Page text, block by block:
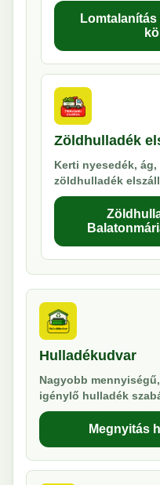
Zöldhulladék
Kerti nyesedék,
zöldhulladék
Hulladékudvar
Nagyobb
igénylő hulladék
Megnyitás